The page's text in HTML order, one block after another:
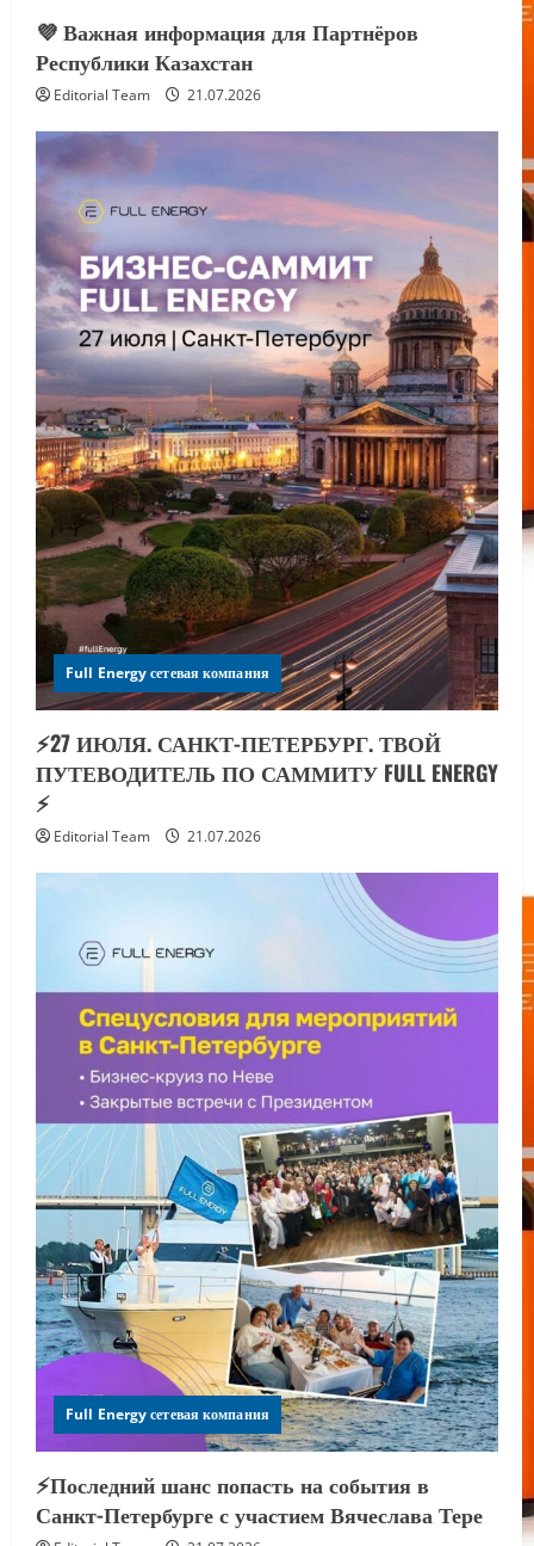
💜 Важная информация для Партнёров
Республики Казахстан
Editorial Team 21.07.2026
Full Energy сетевая компания
⚡️27 ИЮЛЯ. САНКТ-ПЕТЕРБУРГ. ТВОЙ
ПУТЕВОДИТЕЛЬ ПО САММИТУ FULL ENERGY
⚡️
Editorial Team 21.07.2026
Full Energy сетевая компания
⚡️Последний шанс попасть на события в
Санкт-Петербурге с участием Вячеслава Тере